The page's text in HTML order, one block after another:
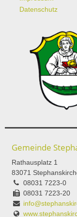
Datenschutz
Gemeinde
Rathausplatz 1
83071
08031 7223-0
08031 7223-20